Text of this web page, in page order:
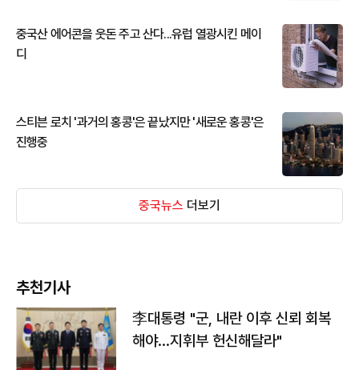
중국산 에어콘을 웃돈 주고 산다...유럽 열광시킨 메이
디
스티븐 로치 '과거의 홍콩'은 끝났지만 '새로운 홍콩'은
진행중
중국뉴스 더보기
추천기사
李대통령 "군, 내란 이후 신뢰 회복
해야…지휘부 헌신해달라"